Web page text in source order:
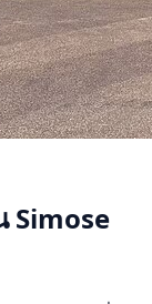
Simose